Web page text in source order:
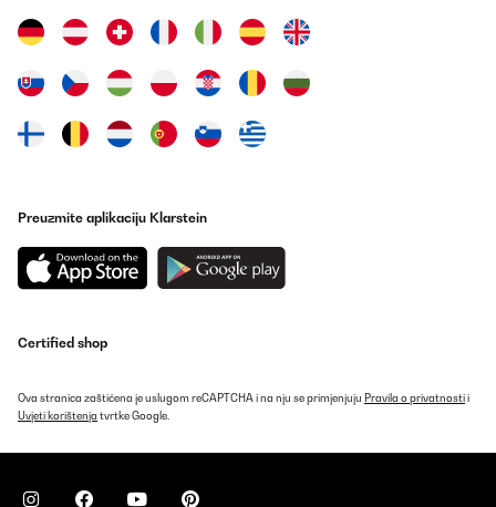
Preuzmite aplikaciju Klarstein
Certified shop
Ova stranica zaštićena je uslugom reCAPTCHA i na nju se primjenjuju Pravila o privatnostii
Uvjeti korištenja tvrtke Google.